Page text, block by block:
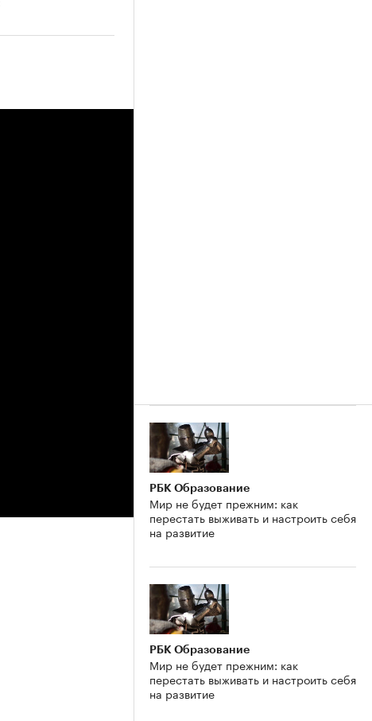
РБК Образование
Мир не будет прежним: как
перестать выживать и настроить себя
на развитие
РБК Образование
Мир не будет прежним: как
перестать выживать и настроить себя
на развитие